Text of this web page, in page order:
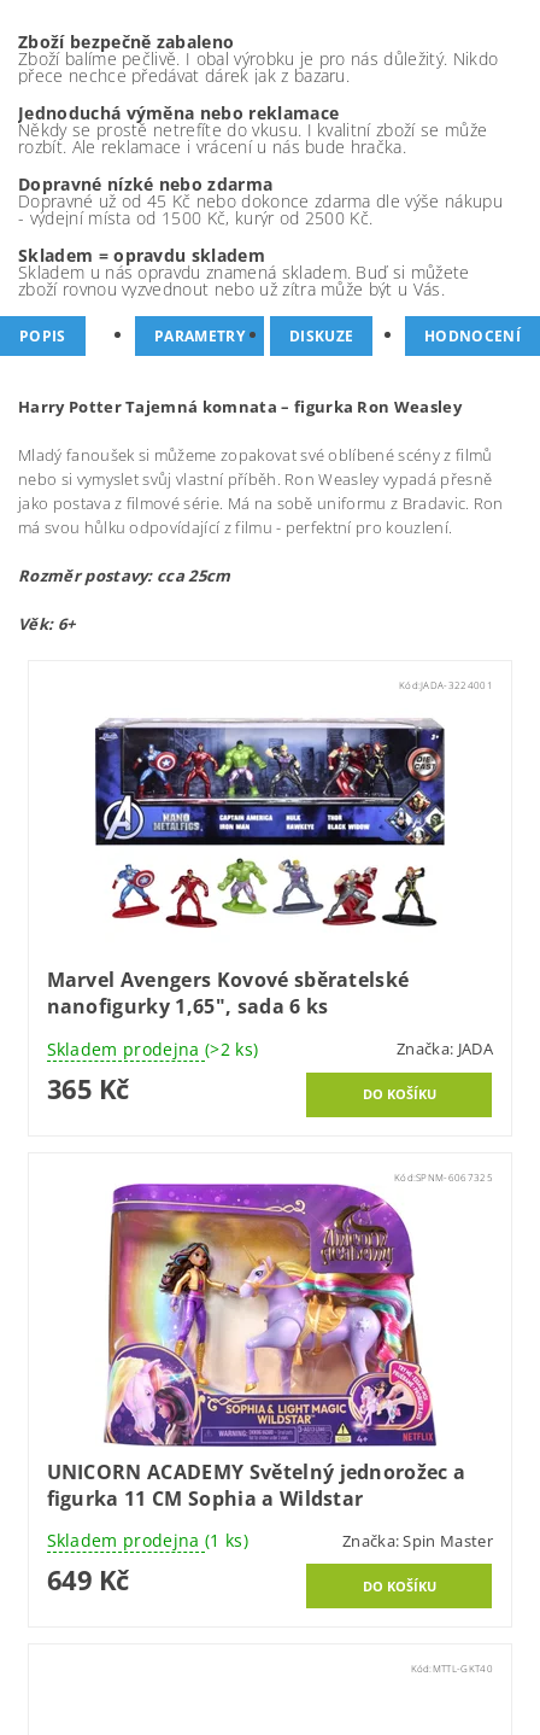
Zboží bezpečně zabaleno
Zboží balíme pečlivě. I obal výrobku je pro nás důležitý. Nikdo
přece nechce předávat dárek jak z bazaru.
Jednoduchá výměna nebo reklamace
Někdy se prostě netrefíte do vkusu. I kvalitní zboží se může
rozbít. Ale reklamace i vrácení u nás bude hračka.
Dopravné nízké nebo zdarma
Dopravné už od 45 Kč nebo dokonce zdarma dle výše nákupu
- výdejní místa od 1500 Kč, kurýr od 2500 Kč.
Skladem = opravdu skladem
Skladem u nás opravdu znamená skladem. Buď si můžete
zboží rovnou vyzvednout nebo už zítra může být u Vás.
POPIS PARAMETRY DISKUZE HODNOCENÍ
Harry Potter Tajemná komnata – figurka Ron Weasley
Mladý fanoušek si můžeme zopakovat své oblíbené scény z filmů
nebo si vymyslet svůj vlastní příběh. Ron Weasley vypadá přesně
jako postava z filmové série. Má na sobě uniformu z Bradavic. Ron
má svou hůlku odpovídající z filmu - perfektní pro kouzlení.
Rozměr postavy: cca 25cm
Věk: 6+
Kód:JADA-3224001
Marvel Avengers Kovové sběratelské
nanofigurky 1,65", sada 6 ks
Skladem prodejna (>2 ks) Značka: JADA
365 Kč
Kód:SPNM-6067325
UNICORN ACADEMY Světelný jednorožec a
figurka 11 CM Sophia a Wildstar
Skladem prodejna (1 ks) Značka:Spin Master
649 Kč
Kód:MTTL-GKT40